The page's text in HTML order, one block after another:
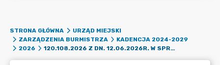
STRONA GŁÓWNA
URZĄD MIEJSKI
ZARZĄDZENIA BURMISTRZA
KADENCJA 2024-2029
2026
120.108.2026 Z DN. 12.06.2026R. W SPRAWIE ZMIANY ZARZĄDZENIA NR 120.95.2025 BURMISTRZA MIASTA ŁĘCZYCA Z DNIA 10 CZERWCA 2025R. W SPRAWIE POWOŁANIA KOMISJI SOCJALNEJ